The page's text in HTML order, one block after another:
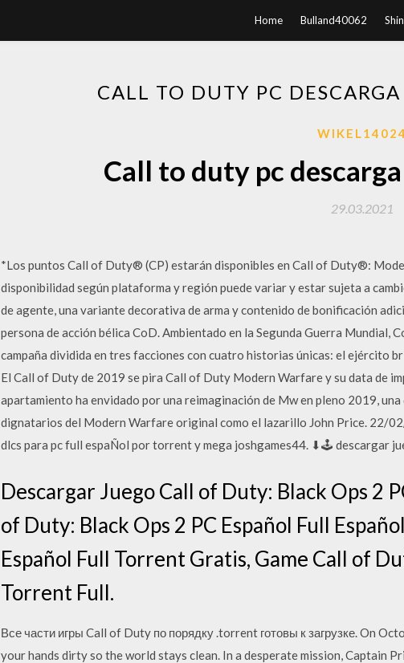
Home Bulland40062
CALL TO DUTY PC
WIKEL14024
Call to duty pc
29.03.2021
*Los puntos Call of Duty® (CP) estarán disponibles en Call of Duty®:
disponibilidad según plataforma y región puede variar y estar sujeta a
de agente, una variante decorativa de arma y contenido de bonificación
persona de acción bélica CoD. Ambientado en la Segunda Guerra Mundial,
campaña dividida en tres facciones con cuatro historias únicas: el ejército
El Call of Duty de 2019 se pira Call of Duty Modern Warfare y su data de
apartamiento ha envidado por una reimaginación de Mw en pleno 2019,
dignatarios del Modern Warfare original como el lazarillo John Price. 22/
dlcs para pc full espaÑol por torrent y mega joshgames44. ⬇🕹 descargar
Descargar Juego Call of Duty: Black Ops 2
of Duty: Black Ops 2 PC Español Full
Español Full Torrent Gratis, Game Call of
Torrent Full.
Все части игры Call of Duty по порядку .torrent готовы к загрузке. On
your hands dirty so the world stays clean. In a desperate mission, Captain